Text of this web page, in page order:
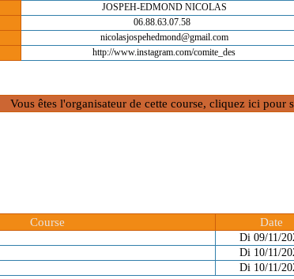
JOSPEH-EDMOND NICOLAS
06.88.63.07.58
nicolasjospehedmond@gmail.com
http://www.instagram.com/comite_des
Vous êtes l'organisateur de cette course, cliquez ici pour
Course Date
Di 09/11/
Di 10/11/
Di 10/11/